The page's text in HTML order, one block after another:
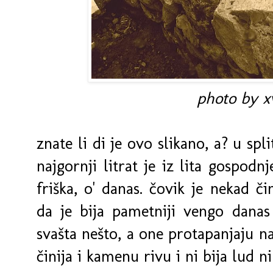
photo by
znate li di je ovo slikano, a? u
najgornji litrat je iz lita
friška, o' danas. čovik je nekad
da je bija pametniji vengo
svašta nešto, a one protapanjaju
činija i kamenu rivu i ni bija lud